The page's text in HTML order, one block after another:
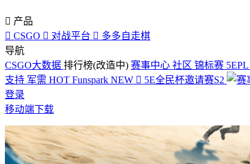
 产品
 CSGO  对战平台  多多自走棋
导航
CSGO大数据 排行榜(改造中) 赛事中心 社区 锦标赛 5EPL
支持 军需 HOT Funspark NEW  5E全民杯邀请赛S2
登录
移动端下载